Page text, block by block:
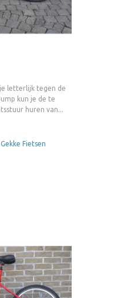
letterlijk tegen de
kun je de te
huren van...
Gekke Fietsen